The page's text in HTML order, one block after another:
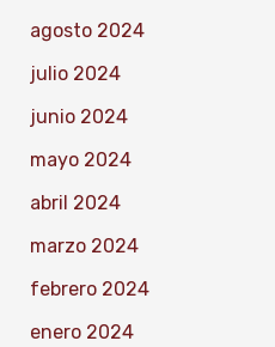
agosto 2024
julio 2024
junio 2024
mayo 2024
abril 2024
marzo 2024
febrero 2024
enero 2024